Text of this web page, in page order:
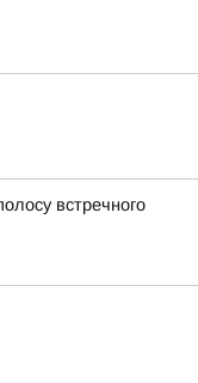
встречного